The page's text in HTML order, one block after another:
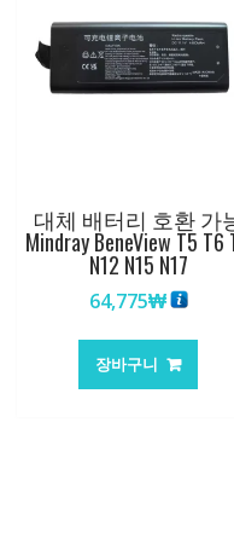
대체 배터리 호환 가
Mindray BeneView T5 T6
N12 N15 N17
64,775₩
장바구니